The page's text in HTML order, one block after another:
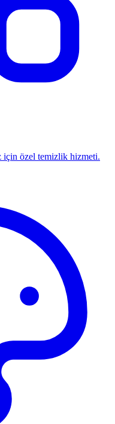
için özel temizlik hizmeti.